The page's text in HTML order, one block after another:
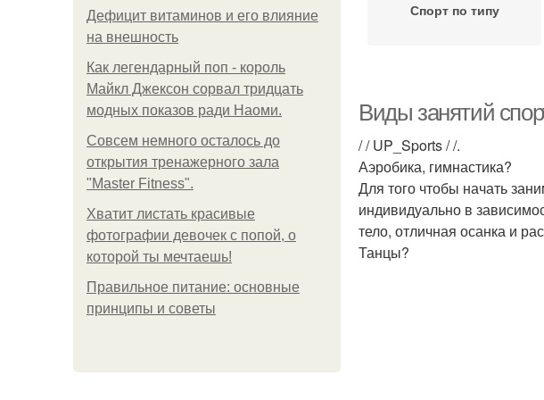
Дефицит витаминов и его влияние
на внешность
Как легендарный поп - король
Майкл Джексон сорвал тридцать
модных показов ради Наоми.
Совсем немного осталось до
открытия тренажерного зала
"Master Fitness".
Хватит листать красивые
фотографии девочек с попой, о
которой ты мечтаешь!
Правильное питание: основные
принципы и советы
Спорт по типу
Виды занятий
/ / UP_Sports / /.
Аэробика, гимнастика?
Для того чтобы начать
индивидуально в
тело, отличная осанка и
Танцы?